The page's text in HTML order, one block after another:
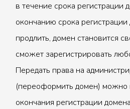
в течение срока регистрации
окончанию срока
продлить, домен становится
сможет зарегистрировать
Передать права на
(переоформить домен) можно
окончания регистрации